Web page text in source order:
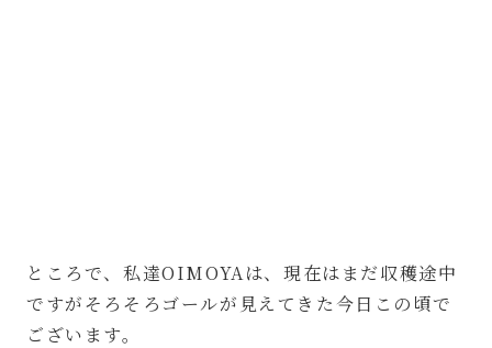
ところで、私達OIMOYAは、現在はまだ収穫途中
ですがそろそろゴールが見えてきた今日この頃で
ございます。